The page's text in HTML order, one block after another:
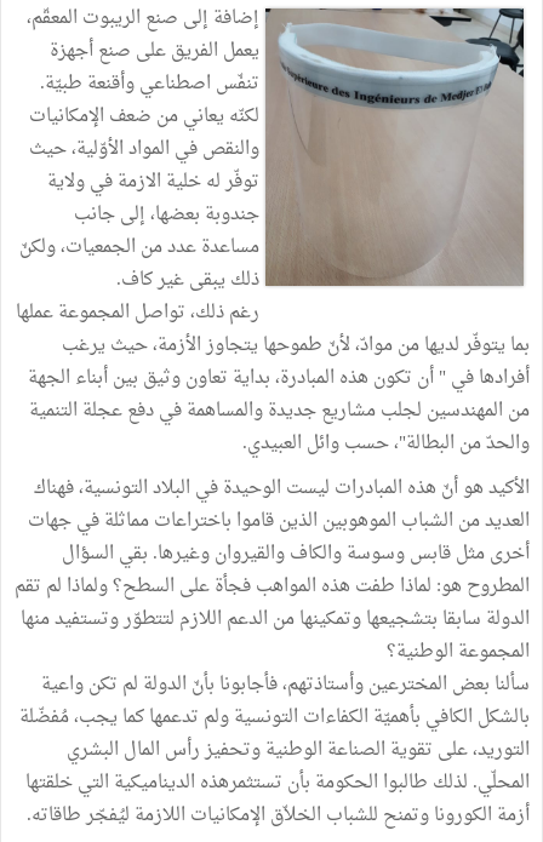
إضافة إلى صنع الريبوت المعقّم،
يعمل الفريق على صنع أجهزة
تنفّس اصطناعي وأقنعة طبيّة.
لكنّه يعاني من ضعف الإمكانيات
والنقص في المواد الأوّلية، حيث
توفّر له خلية الازمة في ولاية
جندوبة بعضها، إلى جانب
مساعدة عدد من الجمعيات، ولكنّ
ذلك يبقى غير كاف.
رغم ذلك، تواصل المجموعة عملها
بما يتوفّر لديها من موادّ، لأنّ طموحها يتجاوز الأزمة، حيث يرغب
أفرادها في " أن تكون هذه المبادرة، بداية تعاون وثيق بين أبناء الجهة
من المهندسين لجلب مشاريع جديدة والمساهمة في دفع عجلة التنمية
والحدّ من البطالة"، حسب وائل العبيدي.
الأكيد هو أنّ هذه المبادرات ليست الوحيدة في البلاد التونسية، فهناك
العديد من الشباب الموهوبين الذين قاموا باختراعات مماثلة في جهات
أخرى مثل قابس وسوسة والكاف والقيروان وغيرها. بقي السؤال
المطروح هو: لماذا طفت هذه المواهب فجأة على السطح؟ ولماذا لم تقم
الدولة سابقا بتشجيعها وتمكينها من الدعم اللازم لتتطوّر وتستفيد منها
المجموعة الوطنية؟
سألنا بعض المخترعين وأستاذتهم، فأجابونا بأنّ الدولة لم تكن واعية
بالشكل الكافي بأهميّة الكفاءات التونسية ولم تدعمها كما يجب، مُفضّلة
التوريد، على تقوية الصناعة الوطنية وتحفيز رأس المال البشري
المحلّي. لذلك طالبوا الحكومة بأن تستثمرهذه الديناميكية التي خلقتها
أزمة الكورونا وتمنح للشباب الخلاّق الإمكانيات اللازمة ليُفجّر طاقاته.